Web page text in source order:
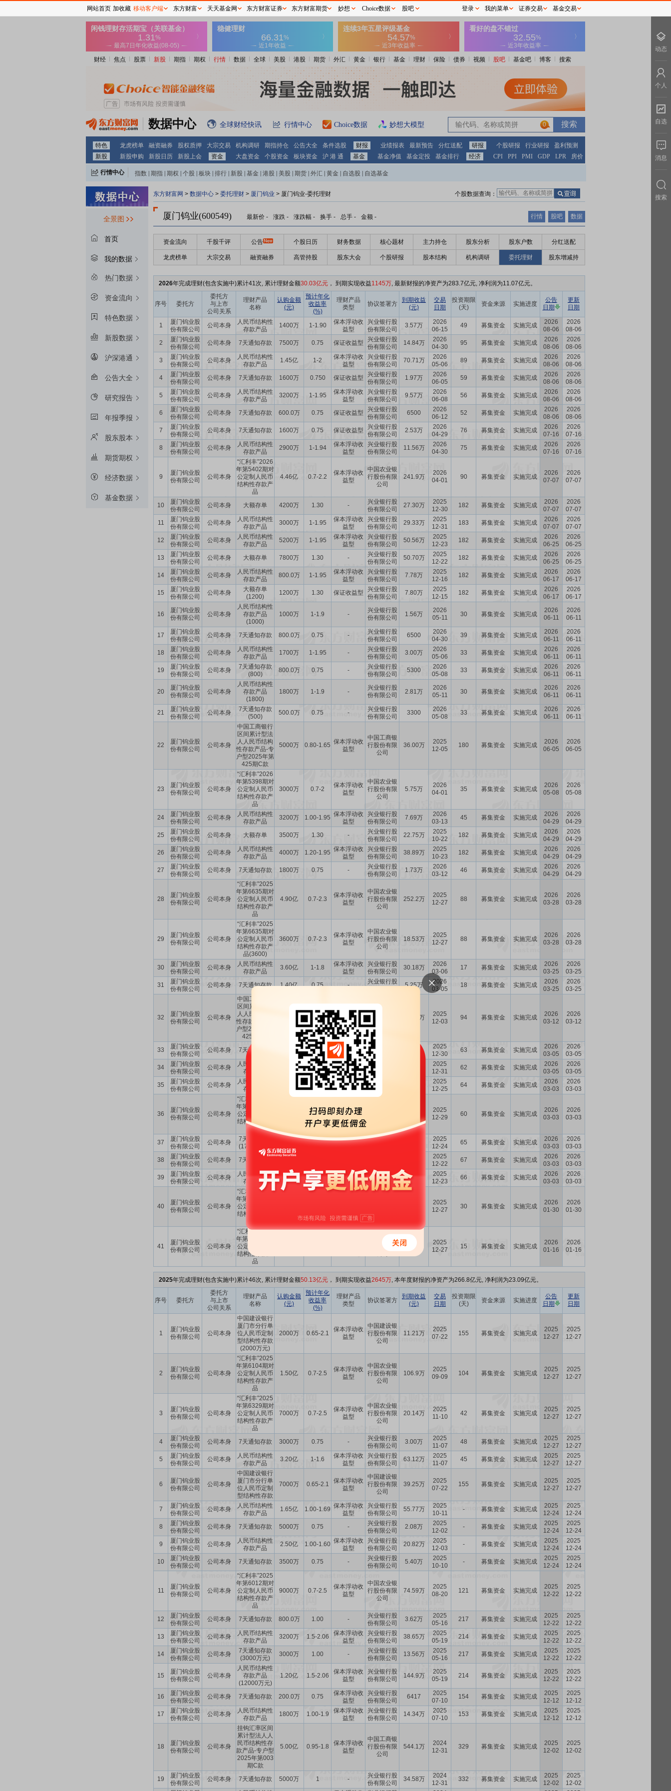
财经 焦点 股票 新股 期指 期权 行情 数据 全球 美股 港股 期货 外汇 黄金 银行 基金 理财 保险 债券 视频 股吧 基金吧 博客 搜索
数据中心 全球财经快讯 行情中心 Choice数据 妙想大模型 0
特色 龙虎榜单 融资融券 股权质押 大宗交易 机构调研 期指持仓 公告大全 条件选股 财报 业绩报表 最新预告 分红送配 研报 个股研报 行业研报
盈利预测
新股
新股申购 新股日历 新股上会 资金 大盘资金 个股资金 板块资金 沪 港 通 基金 基金净值 基金定投 基金排行 经济 CPI PPI PMI GDP LPR 房价
行情中心 指数 期指 期权 个股 板块 排行 新股 基金 港股 美股 期货 外汇 黄金 自选股 自选基金
全景图
首页
我的数据
热门数据
资金流向
特色数据
新股数据
沪深港通
公告大全
研究报告
年报季报
股东股本
期货期权
经济数据
基金数据
东方财富网 > 数据中心 > 委托理财 > 厦门钨业 > 厦门钨业-委托理财 个股数据查询：
厦门钨业(600549) 最新价 - 涨跌 - 涨跌幅 - 换手 - 总手 - 金额 - 行情 股吧 数据
资金流向 千股千评 公告 个股日历 财务数据 核心题材 主力持仓 股东分析 股东户数 分红送配
龙虎榜单 大宗交易 融资融券 高管持股 股东大会 个股研报 股本结构 机构调研 委托理财 股东增减持
2026年完成理财(包含实施中)累计41次, 累计理财金额30.03亿元 ， 到期实现收益1145万, 最新财报的净资产为283.7亿元, 净利润为11.07亿元。
序号 委托方
委托方
与上市
公司关系
理财产品
名称
认购金额
(元)
预计年化
收益率
(%)
理财产品
类型
协议签署方
到期收益
(元)
交易
日期
投资期限
(天)
资金来源 实施进度
公告
日期
更新
日期
1
厦门钨业股
份有限公司
公司本身
人民币结构性
存款产品
1400万 1-1.90
保本浮动收
益型
兴业银行股
份有限公司
3.57万
2026
06-15
49 募集资金 实施完成
2026
08-06
2026
08-06
2
厦门钨业股
份有限公司
公司本身 7天通知存款 7500万 0.75 保证收益型
兴业银行股
份有限公司
14.84万
2026
04-30
95 募集资金 实施完成
2026
08-06
2026
08-06
3
厦门钨业股
份有限公司
公司本身
人民币结构性
存款产品
1.45亿 1-2
保本浮动收
益型
兴业银行股
份有限公司
70.71万
2026
05-06
89 募集资金 实施完成
2026
08-06
2026
08-06
4
厦门钨业股
份有限公司
公司本身 7天通知存款 1600万 0.750 保证收益型
兴业银行股
份有限公司
1.97万
2026
06-05
59 募集资金 实施完成
2026
08-06
2026
08-06
5
厦门钨业股
份有限公司
公司本身
人民币结构性
存款产品
3200万 1-1.95
保本浮动收
益型
兴业银行股
份有限公司
9.57万
2026
06-08
56 募集资金 实施完成
2026
08-06
2026
08-06
6
厦门钨业股
份有限公司
公司本身 7天通知存款 600.0万 0.75 保证收益型
兴业银行股
份有限公司
6500
2026
06-12
52 募集资金 实施完成
2026
08-06
2026
08-06
7
厦门钨业股
份有限公司
公司本身 7天通知存款 1600万 0.75 保证收益型
兴业银行股
份有限公司
2.53万
2026
04-29
76 募集资金 实施完成
2026
07-16
2026
07-16
8
厦门钨业股
份有限公司
公司本身
人民币结构性
存款产品
2900万 1-1.94
保本浮动收
益型
兴业银行股
份有限公司
11.56万
2026
04-30
75 募集资金 实施完成
2026
07-16
2026
07-16
9
厦门钨业股
份有限公司
公司本身
“汇利丰”2026
年第5402期对
公定制人民币
结构性存款产
品
4.46亿 0.7-2.2
保本浮动收
益型
中国农业银
行股份有限
公司
241.9万
2026
04-01
90 募集资金 实施完成
2026
07-07
2026
07-07
10
厦门钨业股
份有限公司
公司本身 大额存单 4200万 1.30 -
兴业银行股
份有限公司
27.30万
2025
12-30
182 募集资金 实施完成
2026
07-07
2026
07-07
11
厦门钨业股
份有限公司
公司本身
人民币结构性
存款产品
3000万 1-1.95
保本浮动收
益型
兴业银行股
份有限公司
29.33万
2025
12-31
183 募集资金 实施完成
2026
07-07
2026
07-07
12
厦门钨业股
份有限公司
公司本身
人民币结构性
存款产品
5200万 1-1.95
保本浮动收
益型
兴业银行股
份有限公司
50.56万
2025
12-23
182 募集资金 实施完成
2026
06-25
2026
06-25
13
厦门钨业股
份有限公司
公司本身 大额存单 7800万 1.30 -
兴业银行股
份有限公司
50.70万
2025
12-22
182 募集资金 实施完成
2026
06-25
2026
06-25
14
厦门钨业股
份有限公司
公司本身
人民币结构性
存款产品
800.0万 1-1.95
保本浮动收
益型
兴业银行股
份有限公司
7.78万
2025
12-16
182 募集资金 实施完成
2026
06-17
2026
06-17
15
厦门钨业股
份有限公司
公司本身
大额存单
(1200)
1200万 1.30 保证收益型
兴业银行股
份有限公司
7.80万
2025
12-15
182 募集资金 实施完成
2026
06-17
2026
06-17
16
厦门钨业股
份有限公司
公司本身
人民币结构性
存款产品
(1000)
1000万 1-1.9 -
兴业银行股
份有限公司
1.56万
2026
05-11
30 募集资金 实施完成
2026
06-11
2026
06-11
17
厦门钨业股
份有限公司
公司本身 7天通知存款 800.0万 0.75 -
兴业银行股
份有限公司
6500
2026
04-30
39 募集资金 实施完成
2026
06-11
2026
06-11
18
厦门钨业股
份有限公司
公司本身
人民币结构性
存款产品
1700万 1-1.95 -
兴业银行股
份有限公司
3.00万
2026
05-06
33 募集资金 实施完成
2026
06-11
2026
06-11
19
厦门钨业股
份有限公司
公司本身
7天通知存款
(800)
800.0万 0.75 -
兴业银行股
份有限公司
5300
2026
05-08
33 募集资金 实施完成
2026
06-11
2026
06-11
20
厦门钨业股
份有限公司
公司本身
人民币结构性
存款产品
(1800)
1800万 1-1.9 -
兴业银行股
份有限公司
2.81万
2026
05-11
30 募集资金 实施完成
2026
06-11
2026
06-11
21
厦门钨业股
份有限公司
公司本身
7天通知存款
(500)
500.0万 0.75 -
兴业银行股
份有限公司
3300
2026
05-08
33 募集资金 实施完成
2026
06-11
2026
06-11
22
厦门钨业股
份有限公司
公司本身
中国工商银行
区间累计型法
人人民币结构
性存款产品-专
户型2025年第
425期C款
5000万 0.80-1.65 保本浮动收
益型
中国工商银
行股份有限
公司
36.00万
2025
12-05
180 募集资金 实施完成
2026
06-05
2026
06-05
23
厦门钨业股
份有限公司
公司本身
“汇利丰”2026
年第5398期对
公定制人民币
结构性存款产
品
3000万 0.7-2
保本浮动收
益型
中国农业银
行股份有限
公司
5.75万
2026
04-01
35 募集资金 实施完成
2026
05-08
2026
05-08
24
厦门钨业股
份有限公司
公司本身
人民币结构性
存款产品
3200万 1.00-1.95 保本浮动收
益型
兴业银行股
份有限公司
7.69万
2026
03-13
45 募集资金 实施完成
2026
04-29
2026
04-29
25
厦门钨业股
份有限公司
公司本身 大额存单 3500万 1.30 -
兴业银行股
份有限公司
22.75万
2025
10-22
182 募集资金 实施完成
2026
04-29
2026
04-29
26
厦门钨业股
份有限公司
公司本身
人民币结构性
存款产品
4000万 1.20-1.95 保本浮动收
益型
兴业银行股
份有限公司
38.89万
2025
10-23
182 募集资金 实施完成
2026
04-29
2026
04-29
27
厦门钨业股
份有限公司
公司本身 7天通知存款 1800万 0.75 -
兴业银行股
份有限公司
1.73万
2026
03-12
46 募集资金 实施完成
2026
04-29
2026
04-29
28
厦门钨业股
份有限公司
公司本身
“汇利丰”2025
年第6635期对
公定制人民币
结构性存款产
品
4.90亿 0.7-2.3
保本浮动收
益型
中国农业银
行股份有限
公司
252.2万
2025
12-27
88 募集资金 实施完成
2026
03-28
2026
03-28
29
厦门钨业股
份有限公司
公司本身
“汇利丰”2025
年第6635期对
公定制人民币
结构性存款产
品(3600)
3600万 0.7-2.3
保本浮动收
益型
中国农业银
行股份有限
公司
18.53万
2025
12-27
88 募集资金 实施完成
2026
03-28
2026
03-28
30
厦门钨业股
份有限公司
公司本身
人民币结构性
存款产品
3.60亿 1-1.8
保本浮动收
益型
兴业银行股
份有限公司
30.18万
2026
03-06
17 募集资金 实施完成
2026
03-25
2026
03-25
31
厦门钨业股
份有限公司
公司本身 7天通知存款 1.40亿 0.75 -
兴业银行股
5.25万
2026
03-05
18 募集资金 实施完成
2026
03-25
2026
03-25
32
厦门钨业股
份有限公司
公司本身
中国工商银行
区间累计型法
人人民币结构
性存款产品-专
户型2025年第
425期A款
0.80-1.65 保本浮动收
益型
中国工商银
行股份有限
23.01万
2025
12-03
94 募集资金 实施完成
2026
03-12
2026
03-12
33
厦门钨业股
份有限公司
公司本身 7天通知存款 400.0万 0.75 保证收益型
兴业银行股
份有限公司
2025
12-30
63 募集资金 实施完成
2026
03-05
2026
03-05
34
厦门钨业股
份有限公司
公司本身
人民币结构性
存款产品
700.0万 1-1.95
保本浮动收
益型
兴业银行股
份有限公司
2025
12-31
62 募集资金 实施完成
2026
03-05
2026
03-05
35
厦门钨业股
份有限公司
公司本身
人民币结构性
存款产品
1-1.92
保本浮动收
益型
兴业银行股
份有限公司
2025
12-25
64 募集资金 实施完成
2026
03-03
2026
03-03
36
厦门钨业股
份有限公司
公司本身
“汇利丰”2025
年第6632期对
公定制人民币
结构性存款产
品
0.7-2.3
保本浮动收
2025
12-29
60 募集资金 实施完成
2026
03-03
2026
03-03
37
厦门钨业股
份有限公司
公司本身
7天通知存款
(17500万元)
1.75亿 0.75 -
兴业银行股
2025
12-24
65 募集资金 实施完成
2026
03-03
2026
03-03
38
厦门钨业股
份有限公司
公司本身 7天通知存款
2025
12-22
67 募集资金 实施完成
2026
03-03
2026
03-03
39
厦门钨业股
份有限公司
公司本身
人民币结构性
存款产品
2600万 1-1.92
保本浮动收
益型
兴业银行股
份有限公司
9.03万
2025
12-23
66 募集资金 实施完成
2026
03-03
2026
03-03
40
厦门钨业股
份有限公司
公司本身
“汇利丰”2025
年第6633期对
公定制人民币
结构性存款产
2025
12-27
30 募集资金 实施完成
2026
01-30
2026
01-30
41
厦门钨业股
份有限公司
公司本身
“汇利丰”2025
年第6634期对
公定制人民币
结构性存款产
品
中国农业银
行股份有限
2.11万
2025
12-27
15 募集资金 实施完成
2026
01-16
2026
01-16
2025年完成理财(包含实施中)累计46次, 累计理财金额50.13亿元 ， 到期实现收益2645万, 本年度财报的净资产为266.8亿元, 净利润为23.09亿元。
序号 委托方
委托方
与上市
公司关系
理财产品
名称
认购金额
(元)
预计年化
收益率
(%)
理财产品
类型
协议签署方
到期收益
(元)
交易
日期
投资期限
(天)
资金来源 实施进度
公告
日期
更新
日期
1
厦门钨业股
份有限公司
公司本身
中国建设银行
厦门市分行单
位人民币定制
型结构性存款
(2000万元)
2000万 0.65-2.1
保本浮动收
益型
中国建设银
行股份有限
公司
11.21万
2025
07-22
155 募集资金 实施完成
2025
12-27
2025
12-27
2
厦门钨业股
份有限公司
公司本身
“汇利丰”2025
年第6104期对
公定制人民币
结构性存款产
品
1.50亿 0.7-2.5
保本浮动收
益型
中国农业银
行股份有限
公司
106.9万
2025
09-09
104 募集资金 实施完成
2025
12-27
2025
12-27
3
厦门钨业股
份有限公司
公司本身
“汇利丰”2025
年第6329期对
公定制人民币
结构性存款产
品
7000万 0.7-2.5
保本浮动收
益型
中国农业银
行股份有限
公司
20.14万
2025
11-10
42 募集资金 实施完成
2025
12-27
2025
12-27
4
厦门钨业股
份有限公司
公司本身 7天通知存款 3000万 0.75 -
兴业银行股
份有限公司
3.00万
2025
11-07
48 募集资金 实施完成
2025
12-27
2025
12-27
5
厦门钨业股
份有限公司
公司本身
人民币结构性
存款产品
3.20亿 1-1.6
保本浮动收
益型
兴业银行股
份有限公司
63.12万
2025
11-07
45 募集资金 实施完成
2025
12-27
2025
12-27
6
厦门钨业股
份有限公司
公司本身
中国建设银行
厦门市分行单
位人民币定制
型结构性存款
7000万 0.65-2.1
保本浮动收
益型
中国建设银
行股份有限
公司
39.25万
2025
07-22
155 募集资金 实施完成
2025
12-27
2025
12-27
7
厦门钨业股
份有限公司
公司本身
人民币结构性
存款产品
1.65亿 1.00-1.69 保本浮动收
益型
兴业银行股
份有限公司
55.77万
2025
10-11
- 募集资金 实施完成
2025
12-24
2025
12-24
8
厦门钨业股
份有限公司
公司本身 7天通知存款 5000万 0.75 -
兴业银行股
份有限公司
2.08万
2025
12-02
- 募集资金 实施完成
2025
12-24
2025
12-24
9
厦门钨业股
份有限公司
公司本身
人民币结构性
存款产品
2.50亿 1.00-1.60 保本浮动收
益型
兴业银行股
份有限公司
20.82万
2025
12-03
- 募集资金 实施完成
2025
12-24
2025
12-24
10
厦门钨业股
份有限公司
公司本身 7天通知存款 3500万 0.75 -
兴业银行股
份有限公司
5.40万
2025
10-10
- 募集资金 实施完成
2025
12-24
2025
12-24
11
厦门钨业股
份有限公司
公司本身
“汇利丰”2025
年第6012期对
公定制人民币
结构性存款产
品
9000万 0.7-2.5
保本浮动收
益型
中国农业银
行股份有限
公司
74.59万
2025
08-20
121 募集资金 实施完成
2025
12-22
2025
12-22
12
厦门钨业股
份有限公司
公司本身 7天通知存款 800.0万 1.00 -
兴业银行股
份有限公司
3.62万
2025
05-16
217 募集资金 实施完成
2025
12-22
2025
12-22
13
厦门钨业股
份有限公司
公司本身
人民币结构性
存款产品
3200万 1.5-2.06
保本浮动收
益型
兴业银行股
份有限公司
38.65万
2025
05-19
214 募集资金 实施完成
2025
12-22
2025
12-22
14
厦门钨业股
份有限公司
公司本身
7天通知存款
(3000万元)
3000万 1.00 -
兴业银行股
份有限公司
13.56万
2025
05-16
217 募集资金 实施完成
2025
12-22
2025
12-22
15
厦门钨业股
份有限公司
公司本身
人民币结构性
存款产品
(12000万元)
1.20亿 1.5-2.06
保本浮动收
益型
兴业银行股
份有限公司
144.9万
2025
05-19
214 募集资金 实施完成
2025
12-22
2025
12-22
16
厦门钨业股
份有限公司
公司本身 7天通知存款 200.0万 0.75
保本浮动收
益型
兴业银行股
份有限公司
6417
2025
07-10
154 募集资金 实施完成
2025
12-12
2025
12-12
17
厦门钨业股
份有限公司
公司本身
人民币结构性
存款产品
1800万 1.00-1.9
保本浮动收
益型
兴业银行股
份有限公司
14.34万
2025
07-10
153 募集资金 实施完成
2025
12-12
2025
12-12
18
厦门钨业股
份有限公司
公司本身
挂钩汇率区间
累计型法人人
民币结构性存
款产品-专户型
2025年第003
期C款
5.00亿 0.95-1.8
保本浮动收
益型
中国工商银
行股份有限
公司
544.1万
2024
12-31
329 募集资金 实施完成
2025
12-02
2025
12-02
19
厦门钨业股
份有限公司
公司本身 7天通知存款 5000万 1 -
兴业银行股
份有限公司
34.58万
2024
12-31
332 募集资金 实施完成
2025
12-02
2025
12-02
网站首页 加收藏 移动客户端 东方财富 天天基金网 东方财富证券 东方财富期货 妙想 Choice数据 股吧 登录 我的菜单 证券交易 基金交易
动态
个人
自选
消息
搜索